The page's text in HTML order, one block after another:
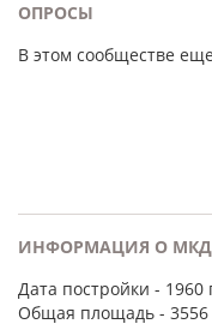
ОПРОСЫ
В этом сообществе
ИНФОРМАЦИЯ О МКД
Дата постройки - 1960
Общая площадь -